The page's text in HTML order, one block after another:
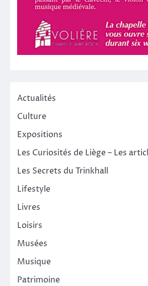
Actualités
Culture
Expositions
Les Curiosités de Liège – Les
Les Secrets du Trinkhall
Lifestyle
Livres
Loisirs
Musées
Musique
Patrimoine